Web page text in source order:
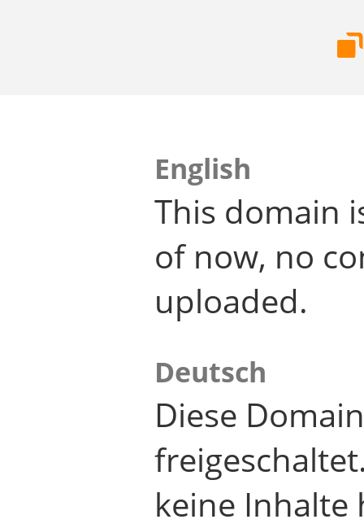
English
This domain
of now, no
uploaded.
Deutsch
Diese
keine Inhalte